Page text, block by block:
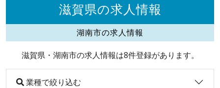
滋賀県の求人情報
湖南市の求人情報
滋賀県・湖南市の求人情報は8件登録があります。
業種で絞り込む